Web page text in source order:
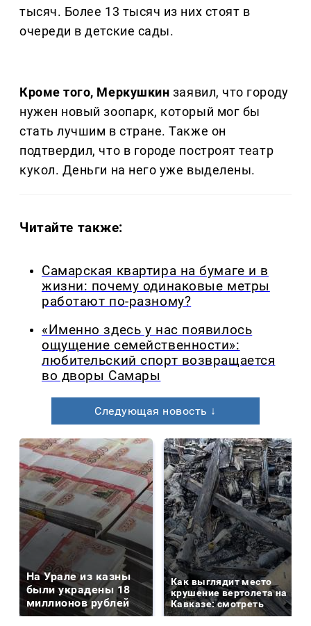
тысяч. Более 13 тысяч из них стоят в
очереди в детские сады.
Кроме того, Меркушкин заявил, что городу
нужен новый зоопарк, который мог бы
стать лучшим в стране. Также он
подтвердил, что в городе построят театр
кукол. Деньги на него уже выделены.
Читайте также:
Самарская квартира на бумаге и в
жизни: почему одинаковые метры
работают по-разному?
«Именно здесь у нас появилось
ощущение семейственности»:
любительский спорт возвращается
во дворы Самары
Следующая новость ↓
На Урале из казны
были украдены 18
миллионов рублей
Как выглядит место
крушение вертолета на
Кавказе: смотреть